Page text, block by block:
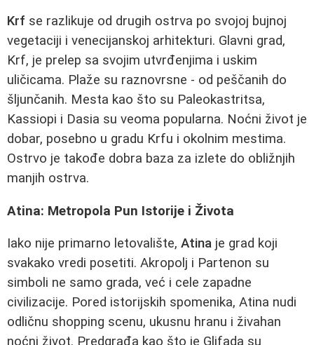
Krf se razlikuje od drugih ostrva po svojoj bujnoj
vegetaciji i venecijanskoj arhitekturi. Glavni grad,
Krf, je prelep sa svojim utvrđenjima i uskim
uličicama. Plaže su raznovrsne - od peščanih do
šljunčanih. Mesta kao što su Paleokastritsa,
Kassiopi i Dasia su veoma popularna. Noćni život je
dobar, posebno u gradu Krfu i okolnim mestima.
Ostrvo je takođe dobra baza za izlete do obližnjih
manjih ostrva.
Atina: Metropola Pun Istorije i Života
Iako nije primarno letovalište, Atina je grad koji
svakako vredi posetiti. Akropolj i Partenon su
simboli ne samo grada, već i cele zapadne
civilizacije. Pored istorijskih spomenika, Atina nudi
odličnu shopping scenu, ukusnu hranu i živahan
noćni život. Predgrađa kao što je Glifada su